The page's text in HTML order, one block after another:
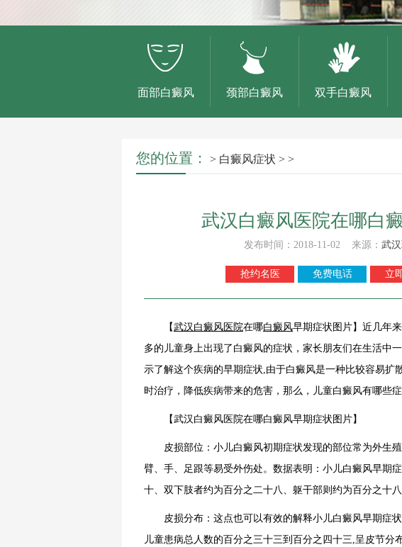
面部白癜风 颈部白癜风 双手白癜风
您的位置： > 白癜风症状 > >
武汉白癜风医院在哪白
发布时间：2018-11-02 来源： 武
抢约名医 免费电话 立
【武汉 白癜风 医院在哪白癜风早期症状图片】近几年
多的儿童身上出现了白癜风的症状，家长朋友们在生活中一
示了解这个疾病的早期症状,由于白癜风是一种比较容易扩
时治疗，降低疾病带来的危害，那么，儿童白癜风有哪些
【武汉白癜风医院在哪白癜风早期症状图片】
皮损部位：小儿白癜风初期症状发现的部位常为外生
臂、手、足跟等易受外伤处。数据表明：小儿白癜风早期
十、双下肢者约为百分之二十八、躯干部则约为百分之十
皮损分布：这点也可以有效的解释小儿白癜风早期症
儿童患病总人数的百分之三十三到百分之四十三,呈皮节分